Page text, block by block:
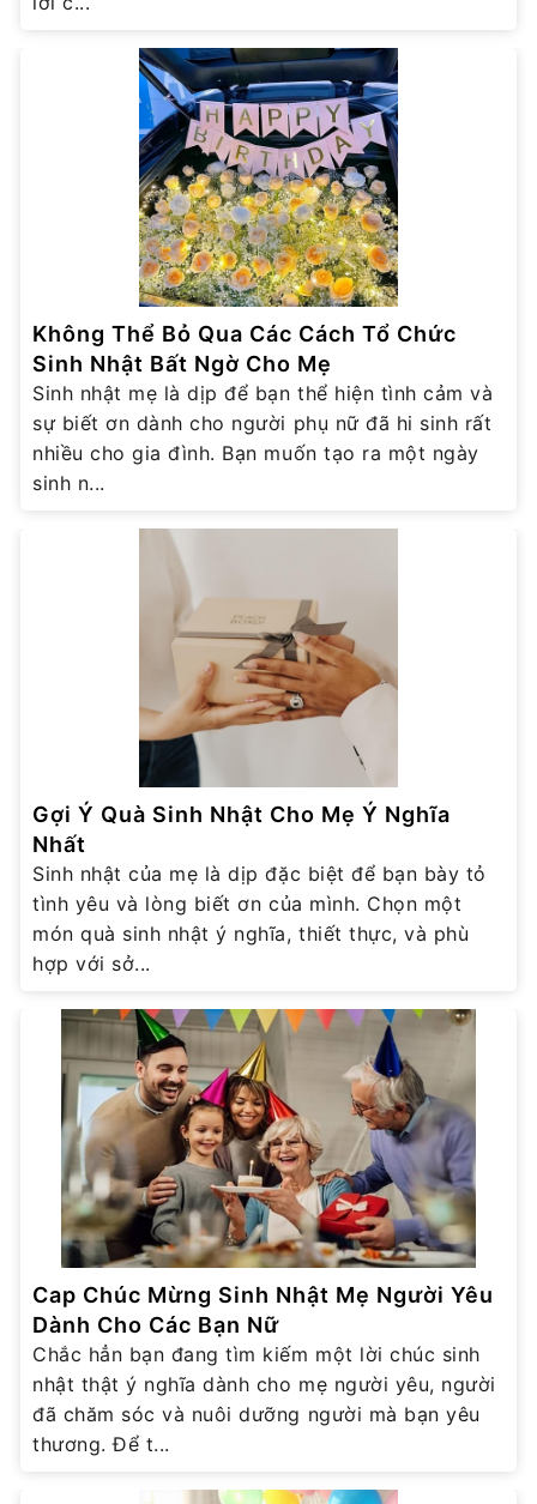
Không Thể Bỏ Qua Các Cách Tổ Chức
Sinh Nhật Bất Ngờ Cho Mẹ
Sinh nhật mẹ là dịp để bạn thể hiện tình cảm và
sự biết ơn dành cho người phụ nữ đã hi sinh rất
nhiều cho gia đình. Bạn muốn tạo ra một ngày
sinh n...
Gợi Ý Quà Sinh Nhật Cho Mẹ Ý Nghĩa
Nhất
Sinh nhật của mẹ là dịp đặc biệt để bạn bày tỏ
tình yêu và lòng biết ơn của mình. Chọn một
món quà sinh nhật ý nghĩa, thiết thực, và phù
hợp với sở...
Cap Chúc Mừng Sinh Nhật Mẹ Người Yêu
Dành Cho Các Bạn Nữ
Chắc hẳn bạn đang tìm kiếm một lời chúc sinh
nhật thật ý nghĩa dành cho mẹ người yêu, người
đã chăm sóc và nuôi dưỡng người mà bạn yêu
thương. Để t...